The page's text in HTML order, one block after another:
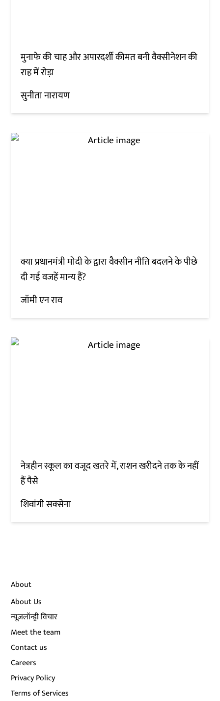
मुनाफे की चाह और अपारदर्शी कीमत बनी वैक्सीनेशन की
राह में रोड़ा
सुनीता नारायण
क्या प्रधानमंत्री मोदी के द्वारा वैक्सीन नीति बदलने के पीछे
दी गई वजहें मान्य हैं?
जॉमी एन राव
नेत्रहीन स्कूल का वजूद खतरे में, राशन खरीदने तक के नहीं
हैं पैसे
शिवांगी सक्सेना
About
About Us
न्यूज़लॉन्ड्री विचार
Meet the team
Contact us
Careers
Privacy Policy
Terms of Services